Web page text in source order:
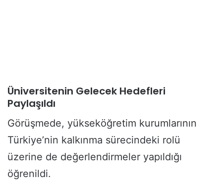
Üniversitenin Gelecek Hedefleri
Paylaşıldı
Görüşmede, yükseköğretim kurumlarının
Türkiye’nin kalkınma sürecindeki rolü
üzerine de değerlendirmeler yapıldığı
öğrenildi.